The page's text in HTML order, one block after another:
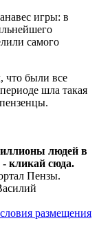
игры: в
самого
что были все
шла такая
людей в
- кликай сюда.
Пензы.
размещения